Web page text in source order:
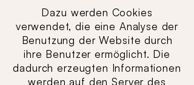
Dazu werden Cookies
verwendet, die eine Analyse der
Benutzung der Website durch
ihre Benutzer ermöglicht. Die
dadurch erzeugten Informationen
werden auf den Server des